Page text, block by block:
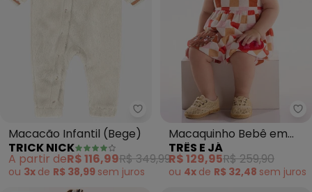
Trick Nick - Macacão Infantil
Macacão Infantil (Bege)
TRICK NICK
A partir deR$ 116,99R$ 349,99
ou 3x de R$ 38,99 sem juros
Macaquinho Bebê em
Viscolinho (Bege)
TRÊS E JÁ
R$ 129,95R$ 259,90
ou 4x de R$ 32,48 sem juros